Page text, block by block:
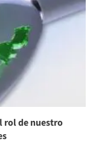
rol de nuestro